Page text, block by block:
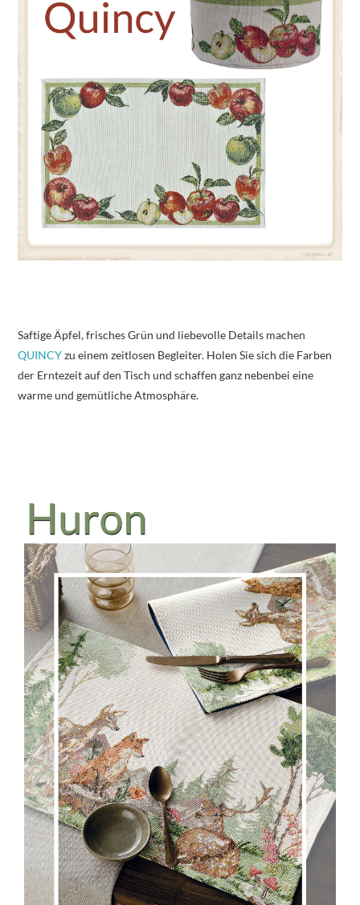
Saftige Äpfel, frisches Grün und liebevolle Details machen
QUINCYzu einem zeitlosen Begleiter. Holen Sie sich die Farben
der Erntezeit auf den Tisch und schaffen ganz nebenbei eine
warme und gemütliche Atmosphäre.